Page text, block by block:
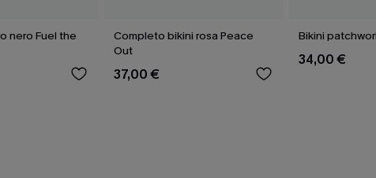
nero Fuel the
Completo bikini rosa Peace
Out
37,00 €
Bikini
34,00 €